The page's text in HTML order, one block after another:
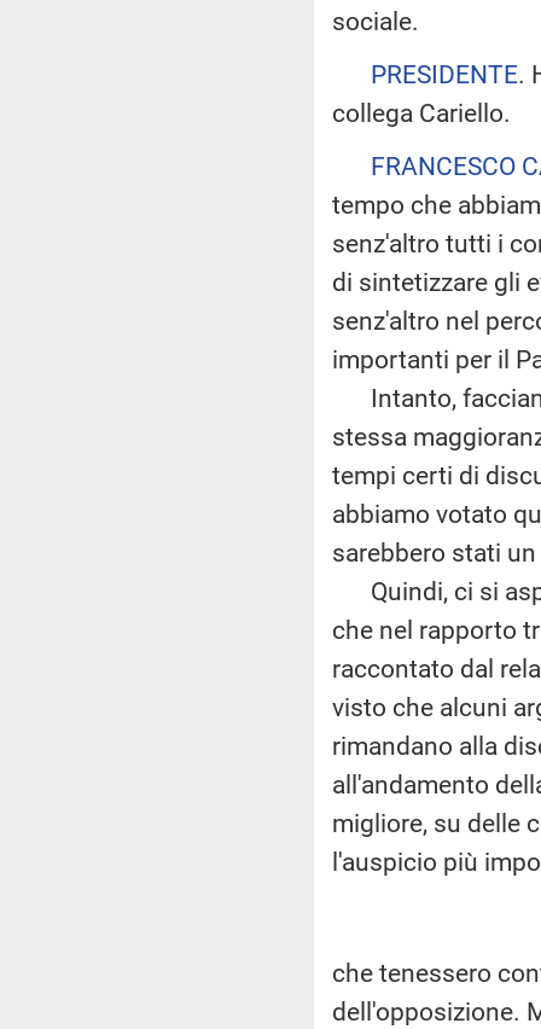
sociale.
PRESIDENTE.
collega Cariello.
FRANCESCO
tempo che
senz'altro tutti i
di sintetizzare gli
senz'altro nel
importanti per il
Intanto,
stessa
tempi certi di
abbiamo votato
sarebbero stati
Quindi, ci si
che nel rapporto
raccontato dal
visto che alcuni
rimandano alla
all'andamento
migliore, su delle
l'auspicio più
che tenessero
dell'opposizione.